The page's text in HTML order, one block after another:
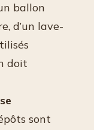
ballon
d’un lave-
doit
sont